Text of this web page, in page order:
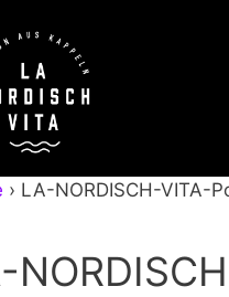
› LA-NORDISCH-VITA-